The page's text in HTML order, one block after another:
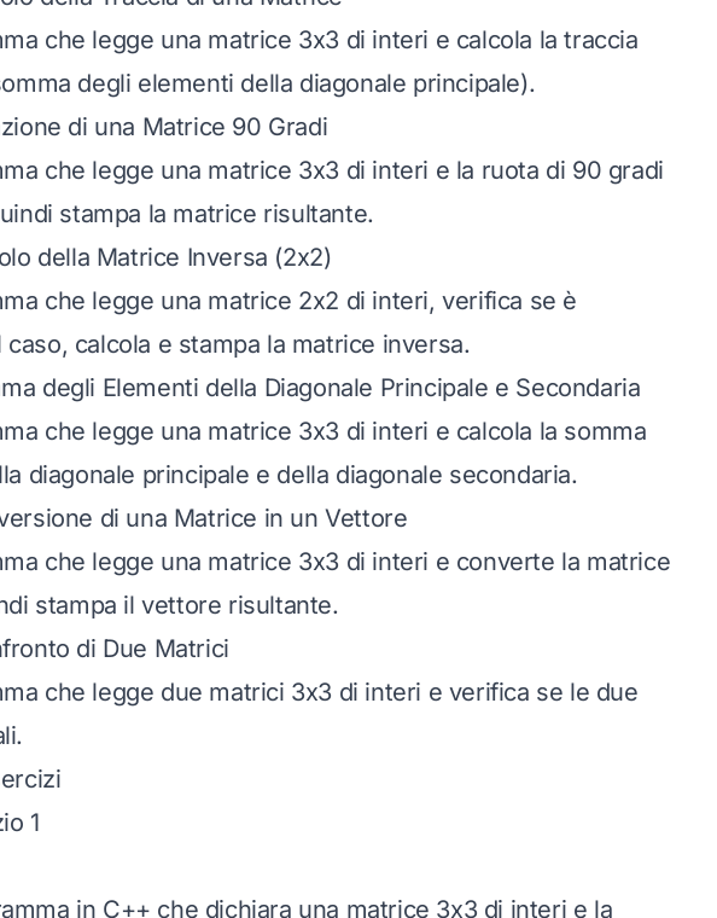
che legge una matrice 3x3 di interi e calcola la traccia
degli elementi della diagonale principale).
di una Matrice 90 Gradi
che legge una matrice 3x3 di interi e la ruota di 90 gradi
stampa la matrice risultante.
della Matrice Inversa (2x2)
che legge una matrice 2x2 di interi, verifica se è
calcola e stampa la matrice inversa.
degli Elementi della Diagonale Principale e Secondaria
che legge una matrice 3x3 di interi e calcola la somma
diagonale principale e della diagonale secondaria.
di una Matrice in un Vettore
che legge una matrice 3x3 di interi e converte la matrice
stampa il vettore risultante.
di Due Matrici
che legge due matrici 3x3 di interi e verifica se le due
1
in C++ che dichiara una matrice 3x3 di interi e la